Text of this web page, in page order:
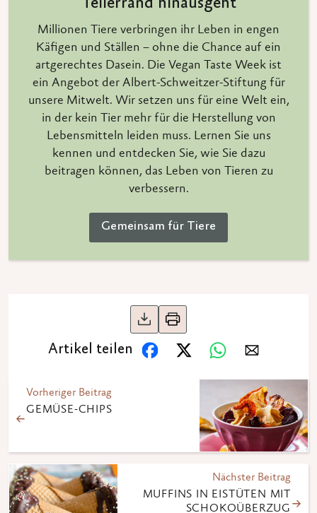
Tellerrand hinausgeht
Millionen Tiere verbringen ihr Leben in engen
Käfigen und Ställen – ohne die Chance auf ein
artgerechtes Dasein. Die Vegan Taste Week ist
ein Angebot der Albert-Schweitzer-Stiftung für
unsere Mitwelt. Wir setzen uns für eine Welt ein,
in der kein Tier mehr für die Herstellung von
Lebensmitteln leiden muss. Lernen Sie uns
kennen und entdecken Sie, wie Sie dazu
beitragen können, das Leben von Tieren zu
verbessern.
Gemeinsam für Tiere
Artikel teilen
Vorheriger Beitrag
GEMÜSE-CHIPS
Nächster Beitrag
MUFFINS IN EISTÜTEN MIT
SCHOKOÜBERZUG